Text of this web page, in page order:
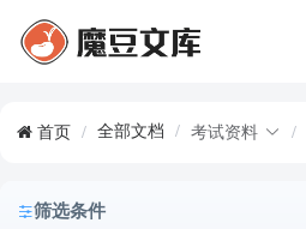
首页 / 全部文档 / 考试资料 /
筛选条件